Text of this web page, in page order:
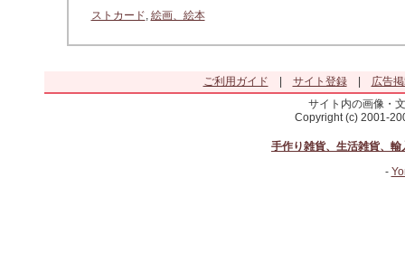
ストカード, 絵画、絵本
ご利用ガイド サイト登録|
広告
サイト内の画像・
Copyright (c) 2001-
手作り雑貨、生活雑貨、
-